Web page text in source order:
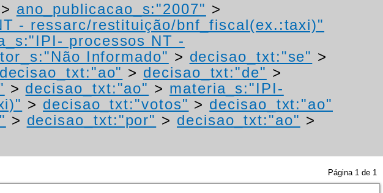
> ano_publicacao_s:"2007" >
- ressarc/restituição/bnf_fiscal(ex.:taxi)"
processos NT -
Informado" > decisao_txt:"se" >
decisao_txt:"ao" > decisao_txt:"de" >
> decisao_txt:"ao" > materia_s:"IPI-
> decisao_txt:"votos" > decisao_txt:"ao"
> decisao_txt:"por" > decisao_txt:"ao" >
Página 1 de 1